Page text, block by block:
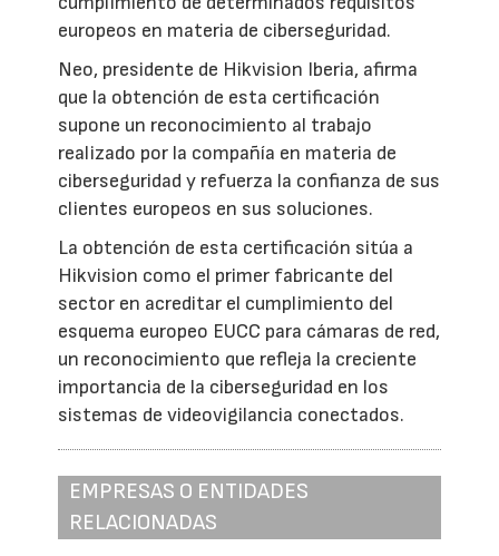
europeos en materia de ciberseguridad.
Neo, presidente de Hikvision Iberia, afirma
que la obtención de esta certificación
supone un reconocimiento al trabajo
realizado por la compañía en materia de
ciberseguridad y refuerza la confianza de sus
clientes europeos en sus soluciones.
La obtención de esta certificación sitúa a
Hikvision como el primer fabricante del
sector en acreditar el cumplimiento del
esquema europeo EUCC para cámaras de red,
un reconocimiento que refleja la creciente
importancia de la ciberseguridad en los
sistemas de videovigilancia conectados.
EMPRESAS O ENTIDADES
RELACIONADAS